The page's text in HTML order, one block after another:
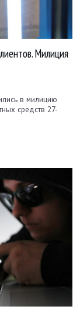
Милиция
в милицию
средств 27-